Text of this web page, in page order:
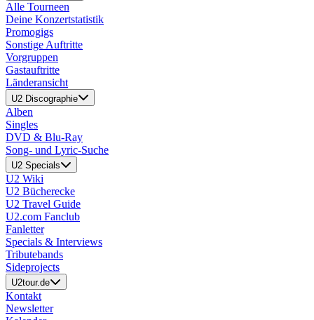
Alle Tourneen
Deine Konzertstatistik
Promogigs
Sonstige Auftritte
Vorgruppen
Gastauftritte
Länderansicht
U2 Discographie
Alben
Singles
DVD & Blu-Ray
Song- und Lyric-Suche
U2 Specials
U2 Wiki
U2 Bücherecke
U2 Travel Guide
U2.com Fanclub
Fanletter
Specials & Interviews
Tributebands
Sideprojects
U2tour.de
Kontakt
Newsletter